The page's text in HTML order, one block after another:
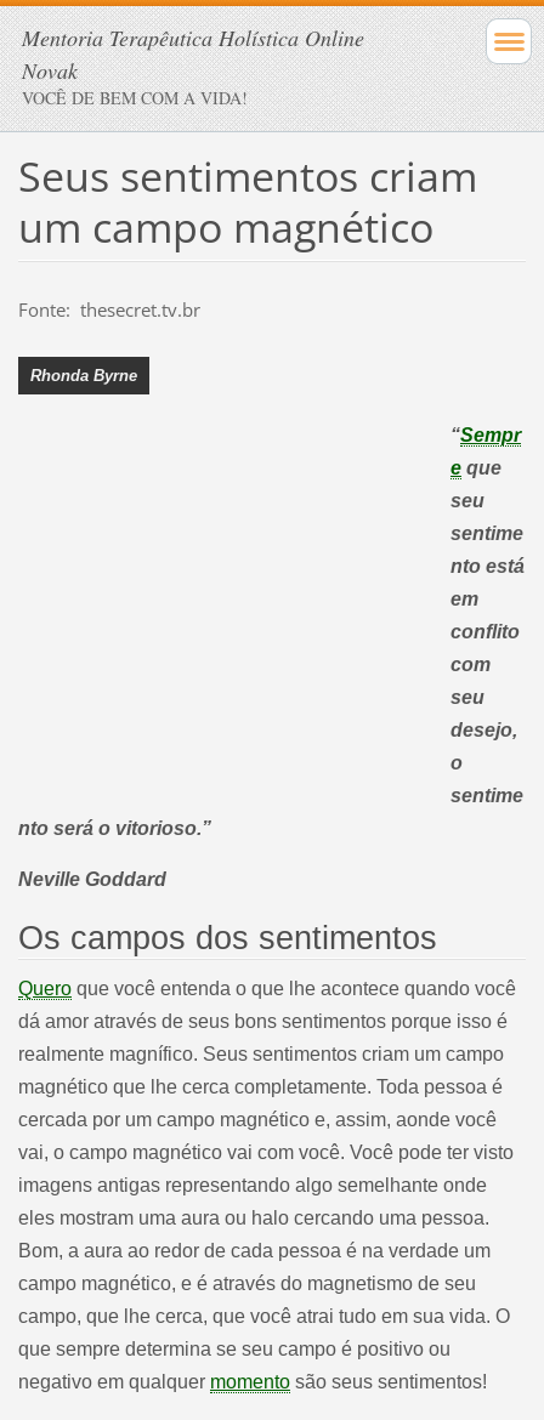
Mentoria Terapêutica Holística Online
Novak
VOCÊ DE BEM COM A VIDA!
Seus sentimentos criam
um campo magnético
Fonte: thesecret.tv.br
Rhonda Byrne
“Sempr
eque
seu
sentime
nto está
em
conflito
com
seu
desejo,
o
sentime
nto será o vitorioso.”
Neville Goddard
Os campos dos sentimentos
Queroque você entenda o que lhe acontece quando você
dá amor através de seus bons sentimentos porque isso é
realmente magnífico. Seus sentimentos criam um campo
magnético que lhe cerca completamente. Toda pessoa é
cercada por um campo magnético e, assim, aonde você
vai, o campo magnético vai com você. Você pode ter visto
imagens antigas representando algo semelhante onde
eles mostram uma aura ou halo cercando uma pessoa.
Bom, a aura ao redor de cada pessoa é na verdade um
campo magnético, e é através do magnetismo de seu
campo, que lhe cerca, que você atrai tudo em sua vida. O
que sempre determina se seu campo é positivo ou
negativo em qualquer momentosão seus sentimentos!